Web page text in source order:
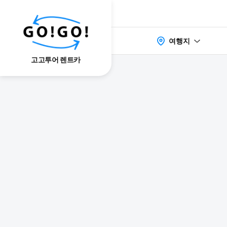
고고투어 렌트카
여행지